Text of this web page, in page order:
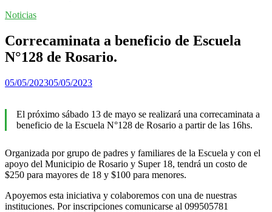
Noticias
Correcaminata a beneficio de Escuela
N°128 de Rosario.
05/05/202305/05/2023
El próximo sábado 13 de mayo se realizará una correcaminata a
beneficio de la Escuela N°128 de Rosario a partir de las 16hs.
Organizada por grupo de padres y familiares de la Escuela y con el
apoyo del Municipio de Rosario y Super 18, tendrá un costo de
$250 para mayores de 18 y $100 para menores.
Apoyemos esta iniciativa y colaboremos con una de nuestras
instituciones. Por inscripciones comunicarse al 099505781